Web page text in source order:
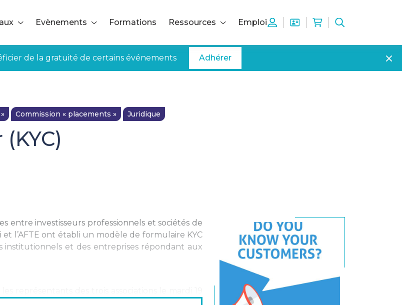
Evènements Formations Ressources Emploi
de la gratuité de certains événements Adhérer
Commission « placements » Juridique
entre investisseurs professionnels et sociétés de
et l’AFTE ont établi un modèle de formulaire KYC
institutionnels et des entreprises répondant aux